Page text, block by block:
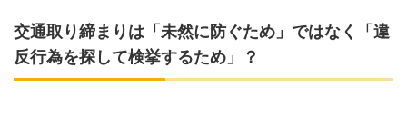
交通取り締まりは「未然に防ぐため」ではなく「違
反行為を探して検挙するため」？